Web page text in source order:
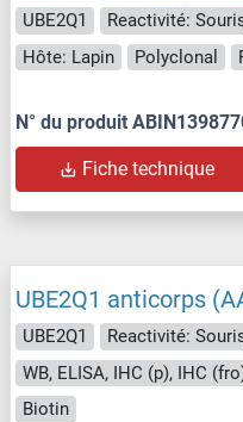
UBE2Q1 Reactivité:
Hôte: Lapin
Polyclonal
N° du produit
Fiche technique
UBE2Q1 anticorps
UBE2Q1
Reactivité:
WB, ELISA, IHC (p), IHC
Biotin